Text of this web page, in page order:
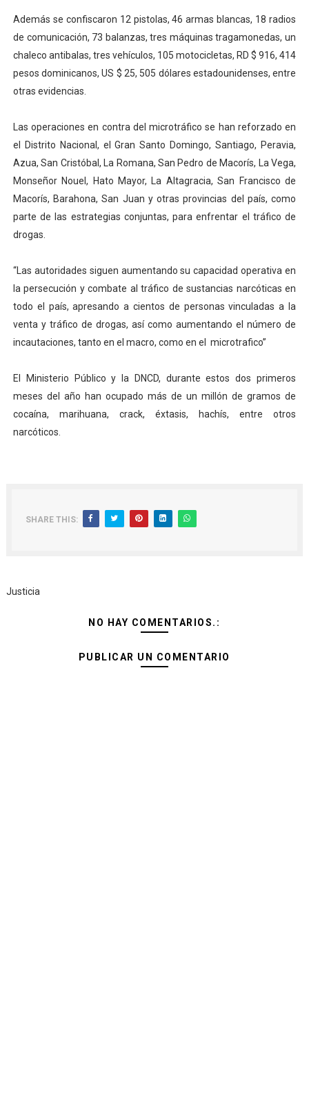
Además se confiscaron 12 pistolas, 46 armas blancas, 18 radios
de comunicación, 73 balanzas, tres máquinas tragamonedas, un
chaleco antibalas, tres vehículos, 105 motocicletas, RD $ 916, 414
pesos dominicanos, US $ 25, 505 dólares estadounidenses, entre
otras evidencias.
Las operaciones en contra del microtráfico se han reforzado en
el Distrito Nacional, el Gran Santo Domingo, Santiago, Peravia,
Azua, San Cristóbal, La Romana, San Pedro de Macorís, La Vega,
Monseñor Nouel, Hato Mayor, La Altagracia, San Francisco de
Macorís, Barahona, San Juan y otras provincias del país, como
parte de las estrategias conjuntas, para enfrentar el tráfico de
drogas.
“Las autoridades siguen aumentando su capacidad operativa en
la persecución y combate al tráfico de sustancias narcóticas en
todo el país, apresando a cientos de personas vinculadas a la
venta y tráfico de drogas, así como aumentando el número de
incautaciones, tanto en el macro, como en el microtrafico”
El Ministerio Público y la DNCD, durante estos dos primeros
meses del año han ocupado más de un millón de gramos de
cocaína, marihuana, crack, éxtasis, hachís, entre otros
narcóticos.
SHARE THIS:
Justicia
NO HAY COMENTARIOS.:
PUBLICAR UN COMENTARIO